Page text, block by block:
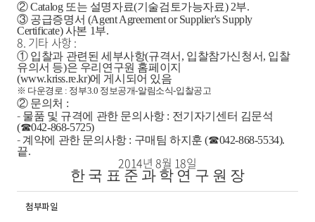
② Catalog 또는 설명자료(기술검토가능자료) 2부.
③ 공급증명서 (Agent Agreement or Supplier's Supply
Certificate) 사본 1부.
8. 기타 사항 :
① 입찰과 관련된 세부사항(규격서, 입찰참가신청서, 입찰
유의서 등)은 우리연구원 홈페이지
(www.kriss.re.kr)에 게시되어 있음
※ 다운경로 : 정부3.0 정보공개-알림소식-입찰공고
② 문의처 :
- 물품 및 규격에 관한 문의사항 : 전기자기센터 김문석
(☎042-868-5725)
- 계약에 관한 문의사항 : 구매팀 하지훈 (☎042-868-5534).
끝.
2014년 8월 18일
한 국 표 준 과 학 연 구 원 장
첨부파일